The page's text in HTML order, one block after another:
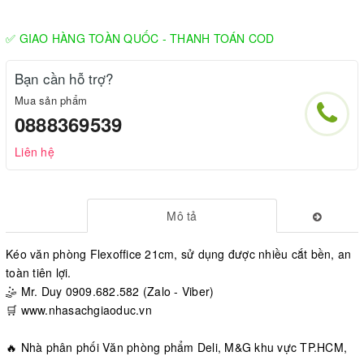
✅ GIAO HÀNG TOÀN QUỐC - THANH TOÁN COD
Bạn cần hỗ trợ?
Mua sản phẩm
0888369539
Liên hệ
Mô tả
Kéo văn phòng Flexoffice 21cm, sử dụng được nhiều cắt bền, an
toàn tiên lợi.
🤹 Mr. Duy 0909.682.582 (Zalo - Viber)
🛒 www.nhasachgiaoduc.vn
🔥 Nhà phân phối Văn phòng phẩm Deli, M&G khu vực TP.HCM,